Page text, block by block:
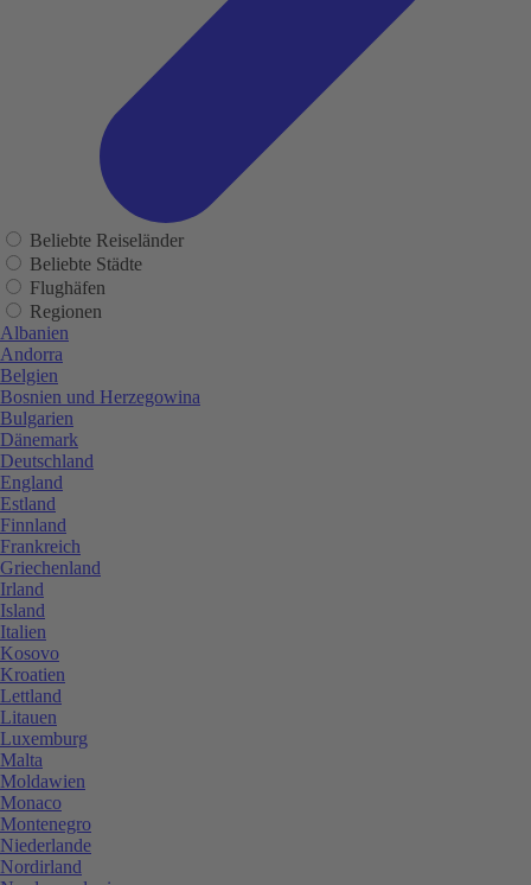
Beliebte Reiseländer
Beliebte Städte
Flughäfen
Regionen
Albanien
Andorra
Belgien
Bosnien und Herzegowina
Bulgarien
Dänemark
Deutschland
England
Estland
Finnland
Frankreich
Griechenland
Irland
Island
Italien
Kosovo
Kroatien
Lettland
Litauen
Luxemburg
Malta
Moldawien
Monaco
Montenegro
Niederlande
Nordirland